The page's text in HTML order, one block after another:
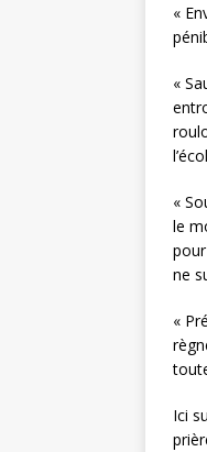
«
«
«
le
ne
«
Ici